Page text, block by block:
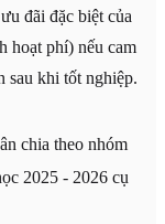
đãi đặc biệt của
hoạt phí) nếu cam
sau khi tốt nghiệp.
chia theo nhóm
2025 - 2026 cụ